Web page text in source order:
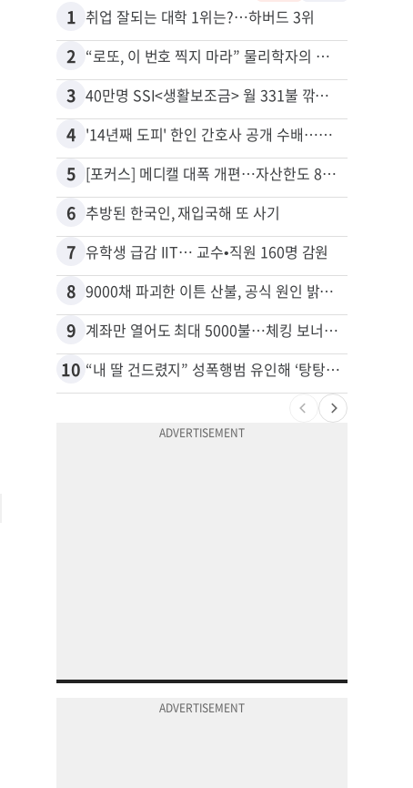
1 취업 잘되는 대학 1위는?…하버드 3위
2 “로또, 이 번호 찍지 마라” 물리학자의 당첨금 높이는 비밀
3 40만명 SSI<생활보조금> 월 331불 깎이나
4 '14년째 도피' 한인 간호사 공개 수배…메디케어 사기 유죄
5 [포커스] 메디캘 대폭 개편…자산한도 84% 축소
6 추방된 한국인, 재입국해 또 사기
7 유학생 급감 IIT… 교수•직원 160명 감원
8 9000채 파괴한 이튼 산불, 공식 원인 밝혀졌다
9 계좌만 열어도 최대 5000불…체킹 보너스 무한 경쟁
10 “내 딸 건드렸지” 성폭행범 유인해 ‘탕탕’…아빠의 복수 결말